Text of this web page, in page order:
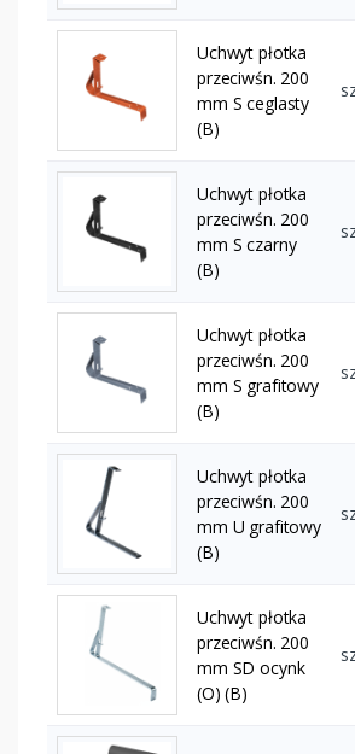
Uchwyt płotka
przeciwśn. 200
mm S ceglasty
(B)
Uchwyt płotka
przeciwśn. 200
mm S czarny
(B)
Uchwyt płotka
przeciwśn. 200
mm S grafitowy
(B)
Uchwyt płotka
przeciwśn. 200
mm U grafitowy
(B)
Uchwyt płotka
przeciwśn. 200
mm SD ocynk
(O) (B)